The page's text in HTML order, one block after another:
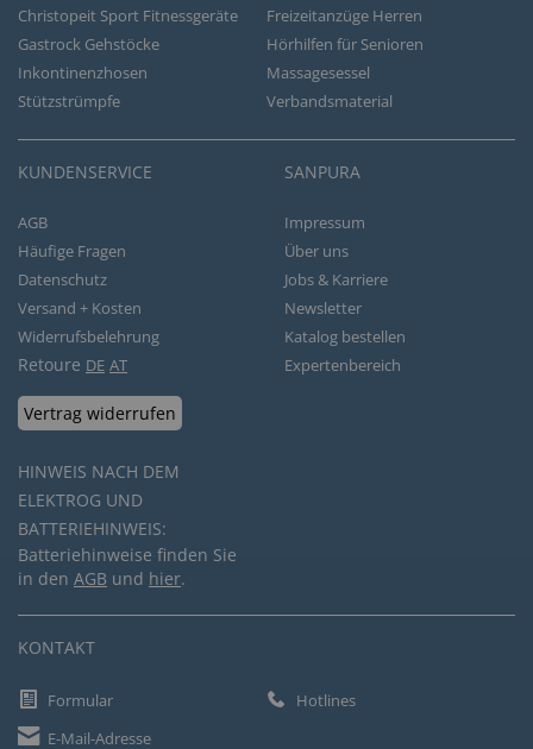
Christopeit Sport Fitnessgeräte
Freizeitanzüge Herren
Gastrock Gehstöcke
Hörhilfen für Senioren
Inkontinenzhosen
Massagesessel
Stützstrümpfe
Verbandsmaterial
KUNDENSERVICE
AGB
Häufige Fragen
Datenschutz
Versand + Kosten
Widerrufsbelehrung
Retoure DE AT
Vertrag widerrufen
HINWEIS NACH DEM
ELEKTROG UND
BATTERIEHINWEIS:
Batteriehinweise finden Sie
in den AGB und hier.
SANPURA
Impressum
Über uns
Jobs & Karriere
Newsletter
Katalog bestellen
Expertenbereich
KONTAKT
Formular
Hotlines
E-Mail-Adresse